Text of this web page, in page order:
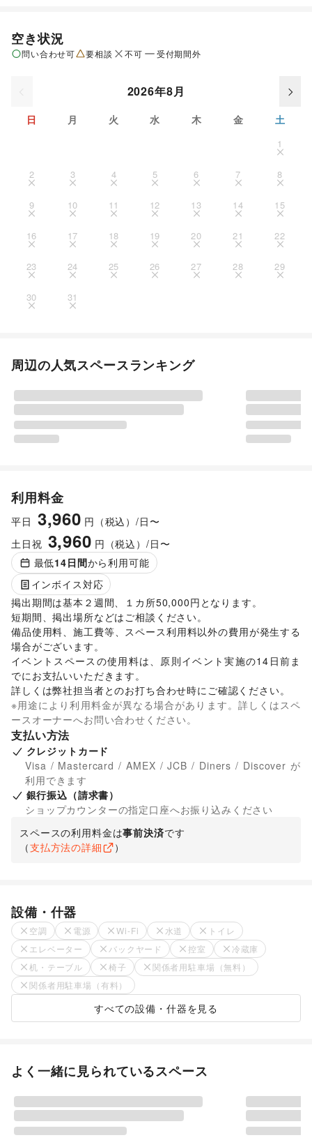
空き状況
問い合わせ可 要相談 不可 受付期間外
2026年8月
日 月 火 水 木 金 土
1
2 3 4 5 6 7 8
9 10 11 12 13 14 15
16 17 18 19 20 21 22
23 24 25 26 27 28 29
30 31
周辺の人気スペースランキング
利用料金
平日 3,960 円（税込）/日〜
土日祝 3,960 円（税込）/日〜
最低14日間から利用可能
インボイス対応
掲出期間は基本２週間、１カ所50,000円となります。
短期間、掲出場所などはご相談ください。
備品使用料、施工費等、スペース利用料以外の費用が発生する
場合がございます。
イベントスペースの使用料は、原則イベント実施の14日前ま
でにお支払いいただきます。
詳しくは弊社担当者とのお打ち合わせ時にご確認ください。
※用途により利用料金が異なる場合があります。詳しくはスペ
ースオーナーへお問い合わせください。
支払い方法
クレジットカード
Visa / Mastercard / AMEX / JCB / Diners / Discover が
利用できます
銀行振込（請求書）
ショップカウンターの指定口座へお振り込みください
スペースの利用料金は事前決済です
（支払方法の詳細 ）
設備・什器
空調 電源 Wi-Fi 水道
トイレ
エレベーター
バックヤード 控室
冷蔵庫
机・テーブル
椅子
関係者用駐車場（無料）
関係者用駐車場（有料）
すべての設備・什器を見る
よく一緒に見られているスペース